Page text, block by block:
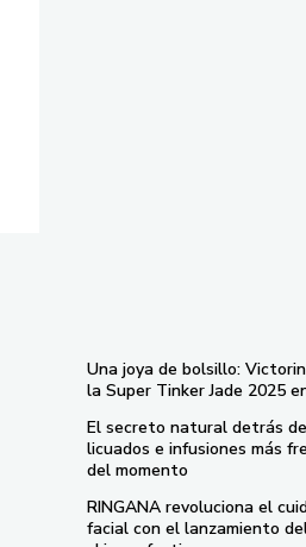
Una joya de bolsillo:
la Super Tinker Jade 2025
El secreto natural detrás
licuados e infusiones más
del momento
RINGANA revoluciona el
facial con el lanzamiento